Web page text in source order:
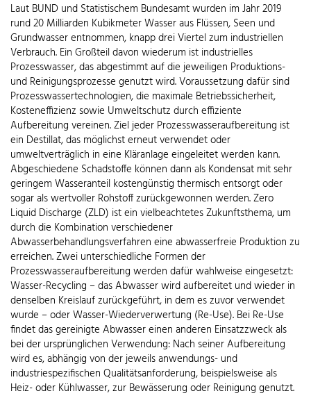
Laut BUND und Statistischem Bundesamt wurden im Jahr 2019
rund 20 Milliarden Kubikmeter Wasser aus Flüssen, Seen und
Grundwasser entnommen, knapp drei Viertel zum industriellen
Verbrauch. Ein Großteil davon wiederum ist industrielles
Prozesswasser, das abgestimmt auf die jeweiligen Produktions-
und Reinigungsprozesse genutzt wird. Voraussetzung dafür sind
Prozesswassertechnologien, die maximale Betriebssicherheit,
Kosteneffizienz sowie Umweltschutz durch effiziente
Aufbereitung vereinen. Ziel jeder Prozesswasseraufbereitung ist
ein Destillat, das möglichst erneut verwendet oder
umweltverträglich in eine Kläranlage eingeleitet werden kann.
Abgeschiedene Schadstoffe können dann als Kondensat mit sehr
geringem Wasseranteil kostengünstig thermisch entsorgt oder
sogar als wertvoller Rohstoff zurückgewonnen werden. Zero
Liquid Discharge (ZLD) ist ein vielbeachtetes Zukunftsthema, um
durch die Kombination verschiedener
Abwasserbehandlungsverfahren eine abwasserfreie Produktion zu
erreichen. Zwei unterschiedliche Formen der
Prozesswasseraufbereitung werden dafür wahlweise eingesetzt:
Wasser-Recycling – das Abwasser wird aufbereitet und wieder in
denselben Kreislauf zurückgeführt, in dem es zuvor verwendet
wurde – oder Wasser-Wiederverwertung (Re-Use). Bei Re-Use
findet das gereinigte Abwasser einen anderen Einsatzzweck als
bei der ursprünglichen Verwendung: Nach seiner Aufbereitung
wird es, abhängig von der jeweils anwendungs- und
industriespezifischen Qualitätsanforderung, beispielsweise als
Heiz- oder Kühlwasser, zur Bewässerung oder Reinigung genutzt.